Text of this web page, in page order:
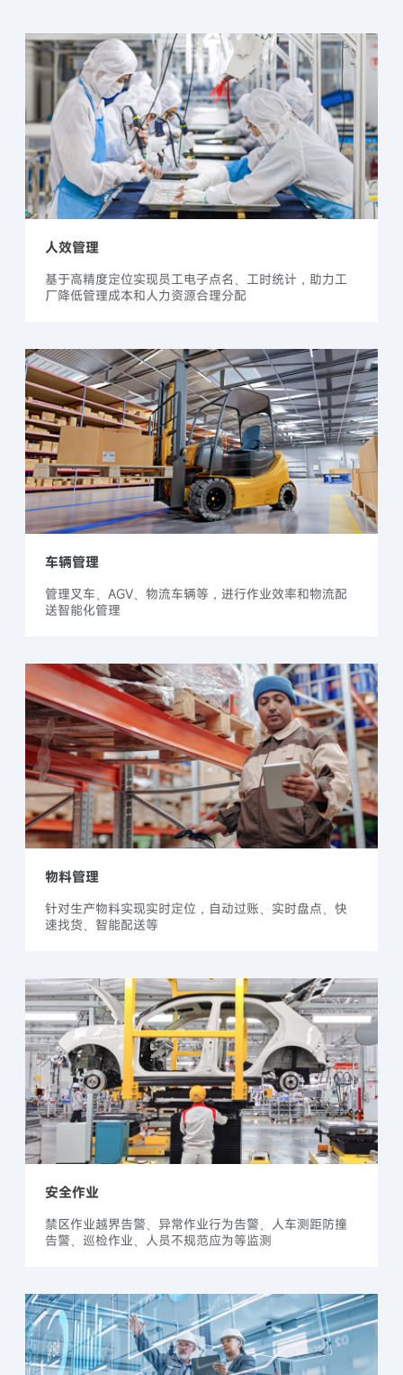
人效管理
基于高精度定位实现员工电子点名、工时统计，助力工
厂降低管理成本和人力资源合理分配
车辆管理
管理叉车、AGV、物流车辆等，进行作业效率和物流配
送智能化管理
物料管理
针对生产物料实现实时定位，自动过账、实时盘点、快
速找货、智能配送等
安全作业
禁区作业越界告警、异常作业行为告警、人车测距防撞
告警、巡检作业、人员不规范应为等监测